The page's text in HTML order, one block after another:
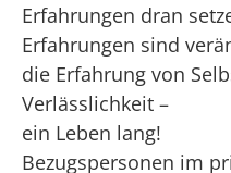
Erfahrungen dran
Erfahrungen sind
die Erfahrung von
Verlässlichkeit –
ein Leben lang!
Bezugspersonen im